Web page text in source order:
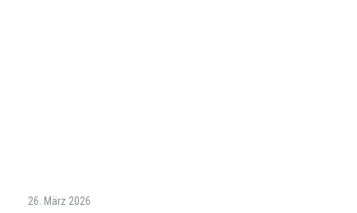
26. März 2026